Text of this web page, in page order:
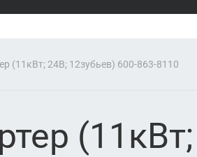
(11кВт; 24В; 12зубьев) 600-863-8110